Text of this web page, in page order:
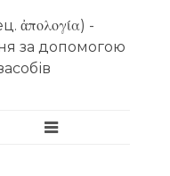
ἀπολογία) -
за допомогою